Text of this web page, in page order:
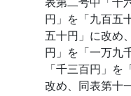
円」を「九百五
五十円」に改め
円」を「一万九
「千三百円」
改め、同表第十